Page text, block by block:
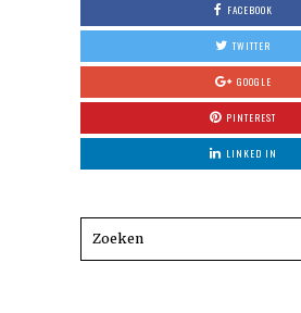
FACEBOOK
TWITTER
GOOGLE
PINTEREST
LINKED IN